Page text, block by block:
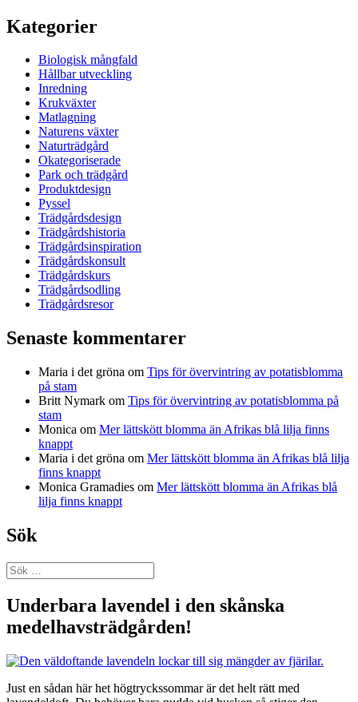
Kategorier
Biologisk mångfald
Hållbar utveckling
Inredning
Krukväxter
Matlagning
Naturens växter
Naturträdgård
Okategoriserade
Park och trädgård
Produktdesign
Pyssel
Trädgårdsdesign
Trädgårdshistoria
Trädgårdsinspiration
Trädgårdskonsult
Trädgårdskurs
Trädgårdsodling
Trädgårdsresor
Senaste kommentarer
Maria i det gröna om Tips för övervintring av potatisblomma
på stam
Britt Nymark om Tips för övervintring av potatisblomma på
stam
Monica om Mer lättskött blomma än Afrikas blå lilja finns
knappt
Maria i det gröna om Mer lättskött blomma än Afrikas blå lilja
finns knappt
Monica Gramadies om Mer lättskött blomma än Afrikas blå
lilja finns knappt
Sök
Sök
efter:
Underbara lavendel i den skånska
medelhavsträdgården!
Just en sådan här het högtryckssommar är det helt rätt med